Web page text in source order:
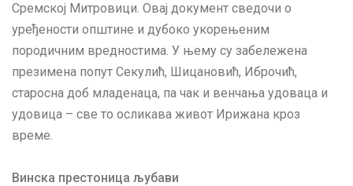
Сремској Митровици. Овај документ сведочи о
уређености општине и дубоко укорењеним
породичним вредностима. У њему су забележена
презимена попут Секулић, Шицановић, Иброчић,
старосна доб младенаца, па чак и венчања удоваца и
удовица – све то осликава живот Ирижана кроз
време.
Винска престоница љубави